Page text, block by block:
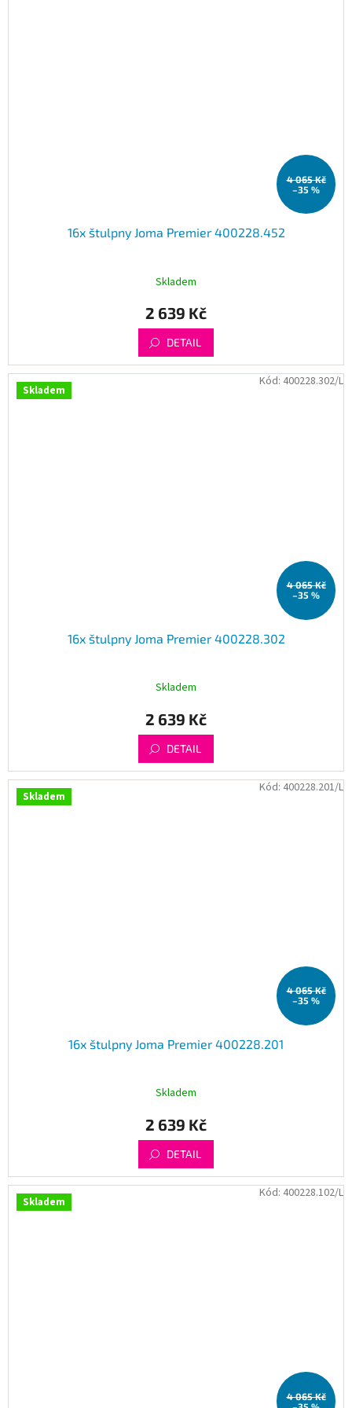
4 065 Kč
–35 %
16x štulpny Joma Premier 400228.452
Skladem
2 639 Kč
DETAIL
Skladem
4 065 Kč
–35 %
16x štulpny Joma Premier 400228.302
Skladem
2 639 Kč
DETAIL
Kód: 400228.302/L
Skladem
4 065 Kč
–35 %
16x štulpny Joma Premier 400228.201
Skladem
2 639 Kč
DETAIL
Kód: 400228.201/L
Skladem
4 065 Kč
Kód: 400228.102/L